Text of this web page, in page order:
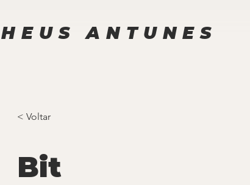
ANTUNES
< Voltar
Bit